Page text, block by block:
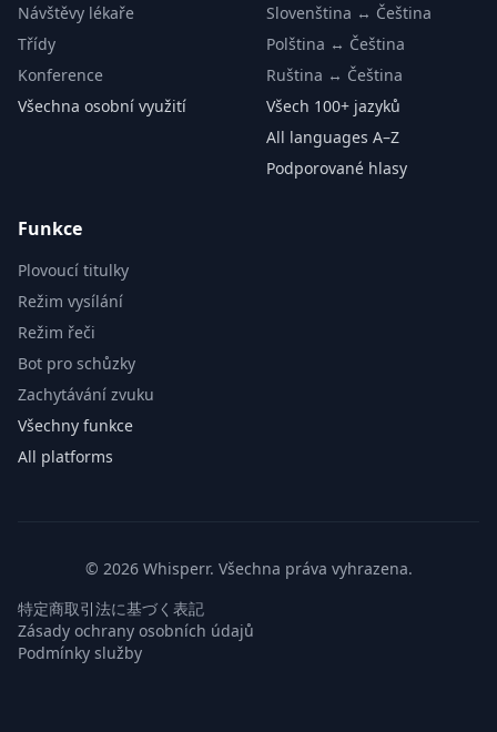
Návštěvy lékaře
Třídy
Konference
Všechna osobní využití
Slovenština ↔ Čeština
Polština ↔ Čeština
Ruština ↔ Čeština
Všech 100+ jazyků
All languages A–Z
Podporované hlasy
Funkce
Plovoucí titulky
Režim vysílání
Režim řeči
Bot pro schůzky
Zachytávání zvuku
Všechny funkce
All platforms
© 2026 Whisperr. Všechna práva vyhrazena.
特定商取引法に基づく表記
Zásady ochrany osobních údajů
Podmínky služby